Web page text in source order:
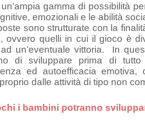
gamma di possibilità
emozionali e le abilità
sono strutturate con la
ovvero quelli in cui il gioco è
un’eventuale vittoria. In
di sviluppare prima di
ed autoefficacia emotiva,
dalle attività di tipo non
i bambini potranno